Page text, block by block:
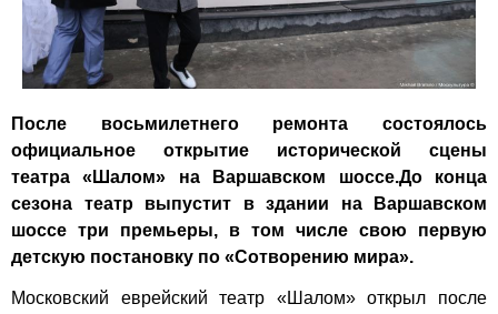
После восьмилетнего ремонта состоялось
официальное открытие исторической сцены
театра «Шалом» на Варшавском шоссе.До конца
сезона театр выпустит в здании на Варшавском
шоссе три премьеры, в том числе свою первую
детскую постановку по «Сотворению мира».
Московский еврейский театр «Шалом» открыл после